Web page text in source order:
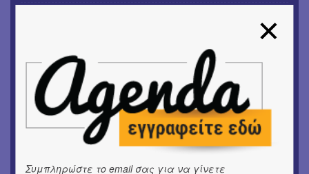
ΜΟΥΣΙΚΗ
Το 6ο Kournos Music Festival στη Λήμνο
ΚΙΝ/ΦΟΣ
Κινηματογράφος με ελεύθερη είσοδο στη Δημοτική
Αγορά Κυψέλης
Συμπληρώστε το email σας για να γίνετε